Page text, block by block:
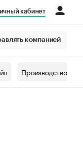
кабинет
компанией
Производство